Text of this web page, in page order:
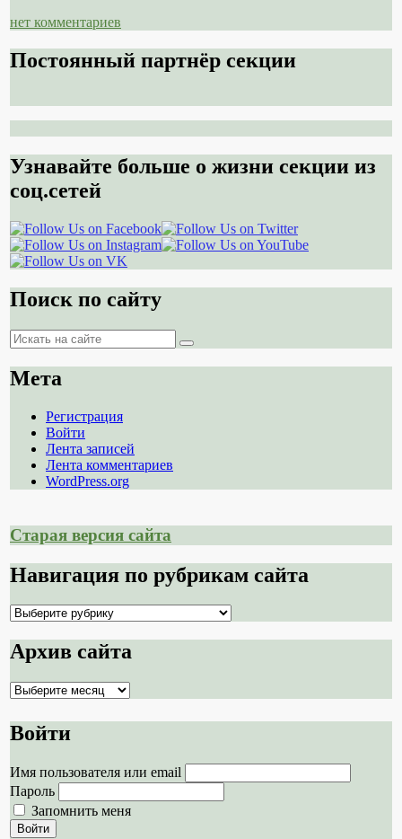
нет комментариев
Постоянный партнёр секции
Узнавайте больше о жизни секции из
соц.сетей
Поиск по сайту
Поиск
Поиск
Мета
Регистрация
Войти
Лента записей
Лента комментариев
WordPress.org
Старая версия сайта
Навигация по рубрикам сайта
Навигация
рубрикам
сайта
Архив сайта
Архив
Войти
Имя пользователя или email
Пароль
Запомнить меня
Войти